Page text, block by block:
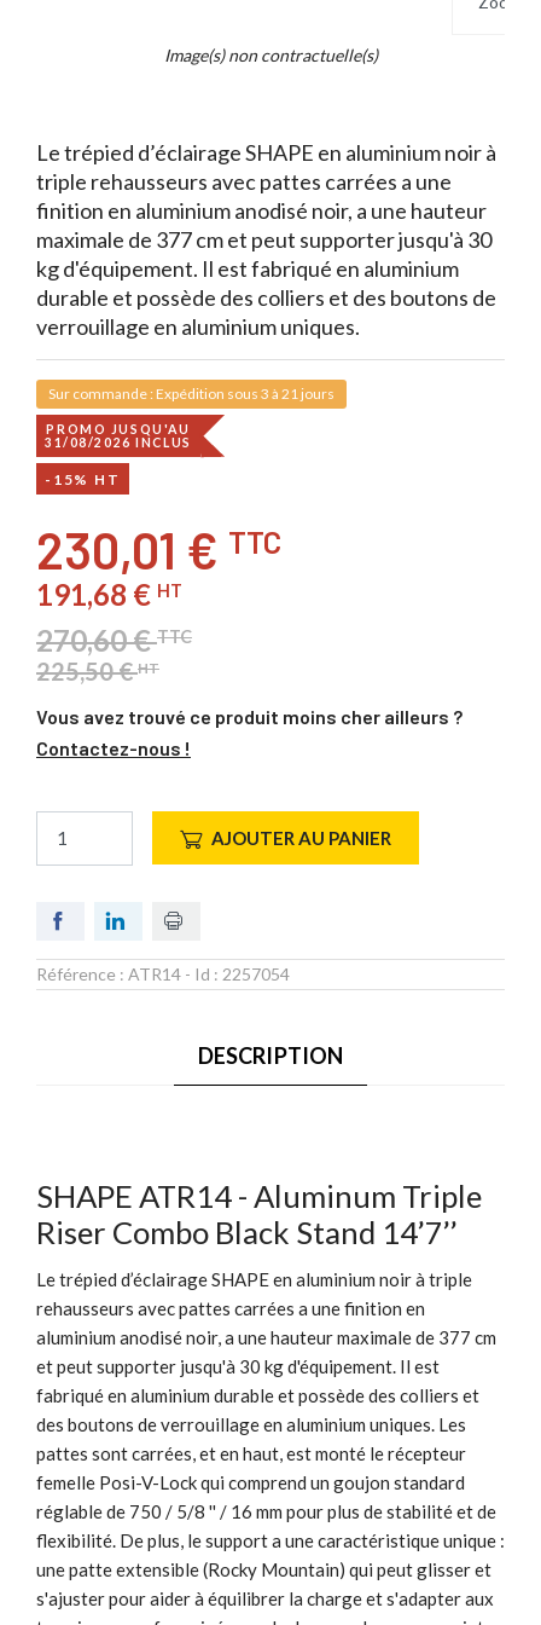
Image(s) non contractuelle(s)
Le trépied d’éclairage SHAPE en aluminium noir à
triple rehausseurs avec pattes carrées a une
finition en aluminium anodisé noir, a une hauteur
maximale de 377 cm et peut supporter jusqu'à 30
kg d'équipement. Il est fabriqué en aluminium
durable et possède des colliers et des boutons de
verrouillage en aluminium uniques.
Sur commande : Expédition sous 3 à 21 jours
PROMO JUSQU'AU
31/08/2026 INCLUS
-15% HT
230,01 € TTC
191,68 € HT
270,60 €TTC
225,50 €HT
Vous avez trouvé ce produit moins cher ailleurs ?
Contactez-nous !
AJOUTER AU PANIER
Référence : ATR14 - Id : 2257054
DESCRIPTION
SHAPE ATR14 - Aluminum Triple
Riser Combo Black Stand 14’7’’
Le trépied d’éclairage SHAPE en aluminium noir à triple
rehausseurs avec pattes carrées a une finition en
aluminium anodisé noir, a une hauteur maximale de 377 cm
et peut supporter jusqu'à 30 kg d'équipement. Il est
fabriqué en aluminium durable et possède des colliers et
des boutons de verrouillage en aluminium uniques. Les
pattes sont carrées, et en haut, est monté le récepteur
femelle Posi-V-Lock qui comprend un goujon standard
réglable de 750 / 5/8 '' / 16 mm pour plus de stabilité et de
flexibilité. De plus, le support a une caractéristique unique :
une patte extensible (Rocky Mountain) qui peut glisser et
s'ajuster pour aider à équilibrer la charge et s'adapter aux